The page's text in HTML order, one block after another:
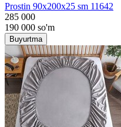
Prostin 90x200x25 sm 11642
285 000
190 000 so'm
Buyurtma